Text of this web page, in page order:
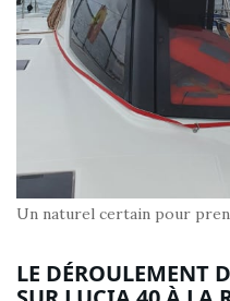
Un naturel certain pour
LE DÉROULEMENT